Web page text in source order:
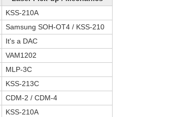
KSS-210A
Samsung SOH-OT4 / KSS-210
It's a DAC
VAM1202
MLP-3C
KSS-213C
CDM-2 / CDM-4
KSS-210A